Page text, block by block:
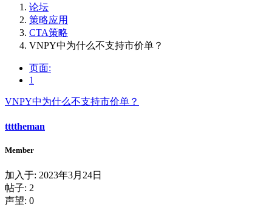
论坛
策略应用
CTA策略
VNPY中为什么不支持市价单？
页面:
1
VNPY中为什么不支持市价单？
ttttheman
Member
加入于: 2023年3月24日
帖子: 2
声望: 0